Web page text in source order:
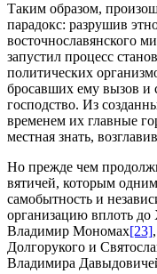
Таким образом,
парадокс: разрушив
восточнославянского
запустил процесс
политических
бросавших ему вызов и
господство. Из
временем их главные
местная знать,
Но прежде чем
вятичей, которым
самобытность и
организацию вплоть
Владимир Мономах[23]
Долгорукого и
Владимира